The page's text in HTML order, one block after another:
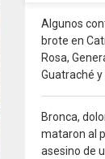
Algunos
brote en
Rosa,
Guatraché y
Bronca,
mataron al
asesino de